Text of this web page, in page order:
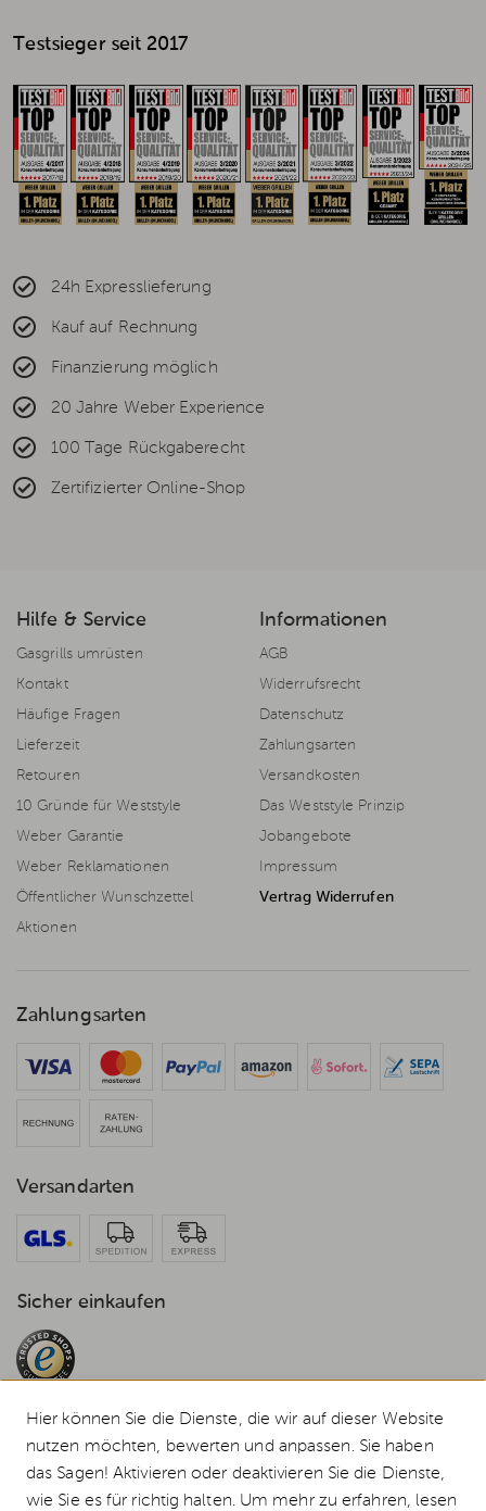
Testsieger seit 2017
24h Expresslieferung
Kauf auf Rechnung
Finanzierung möglich
20 Jahre Weber Experience
100 Tage Rückgaberecht
Zertifizierter Online-Shop
Hilfe & Service
Gasgrills umrüsten
Kontakt
Häufige Fragen
Lieferzeit
Retouren
10 Gründe für Weststyle
Weber Garantie
Weber Reklamationen
Öffentlicher Wunschzettel
Aktionen
Informationen
AGB
Widerrufsrecht
Datenschutz
Zahlungsarten
Versandkosten
Das Weststyle Prinzip
Jobangebote
Impressum
Vertrag Widerrufen
Zahlungsarten
Versandarten
Sicher einkaufen
© 2026 Weststyle GmbH · Europas grosser Weber Spezialist
Hier können Sie die Dienste, die wir auf dieser Website
nutzen möchten, bewerten und anpassen. Sie haben
das Sagen! Aktivieren oder deaktivieren Sie die Dienste,
wie Sie es für richtig halten. Um mehr zu erfahren, lesen